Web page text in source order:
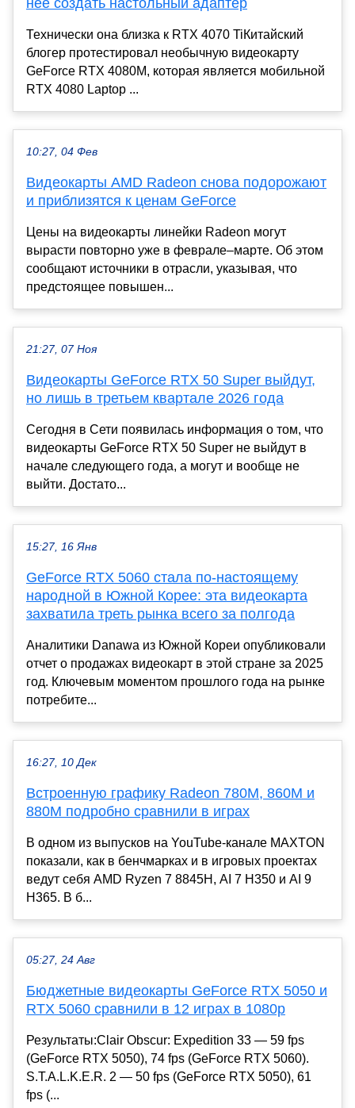
Технически она близка к RTX 4070 TiКитайский
блогер протестировал необычную видеокарту
GeForce RTX 4080M, которая является мобильной
RTX 4080 Laptop ...
10:27, 04 Фев
Видеокарты AMD Radeon снова подорожают
и приблизятся к ценам GeForce
Цены на видеокарты линейки Radeon могут
вырасти повторно уже в феврале–марте. Об этом
сообщают источники в отрасли, указывая, что
предстоящее повышен...
21:27, 07 Ноя
Видеокарты GeForce RTX 50 Super выйдут,
но лишь в третьем квартале 2026 года
Сегодня в Сети появилась информация о том, что
видеокарты GeForce RTX 50 Super не выйдут в
начале следующего года, а могут и вообще не
выйти. Достато...
15:27, 16 Янв
GeForce RTX 5060 стала по-настоящему
народной в Южной Корее: эта видеокарта
захватила треть рынка всего за полгода
Аналитики Danawa из Южной Кореи опубликовали
отчет о продажах видеокарт в этой стране за 2025
год. Ключевым моментом прошлого года на рынке
потребите...
16:27, 10 Дек
Встроенную графику Radeon 780M, 860M и
880M подробно сравнили в играх
В одном из выпусков на YouTube-канале MAXTON
показали, как в бенчмарках и в игровых проектах
ведут себя AMD Ryzen 7 8845H, AI 7 H350 и AI 9
H365. В б...
05:27, 24 Авг
Бюджетные видеокарты GeForce RTX 5050 и
RTX 5060 сравнили в 12 играх в 1080p
Результаты:Clair Obscur: Expedition 33 — 59 fps
(GeForce RTX 5050), 74 fps (GeForce RTX 5060).
S.T.A.L.K.E.R. 2 — 50 fps (GeForce RTX 5050), 61
fps (...